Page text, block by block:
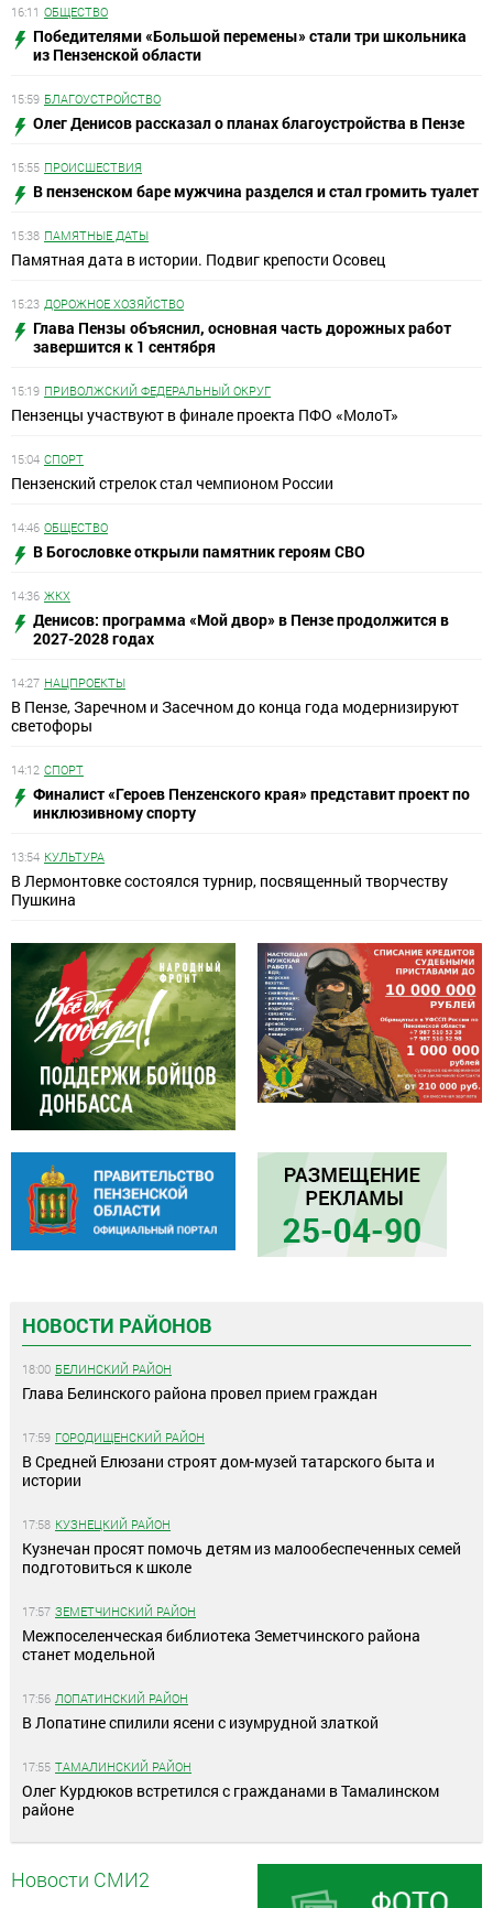
16:11 ОБЩЕСТВО
Победителями «Большой перемены» стали три школьника
из Пензенской области
15:59 БЛАГОУСТРОЙСТВО
Олег Денисов рассказал о планах благоустройства в Пензе
15:55 ПРОИСШЕСТВИЯ
В пензенском баре мужчина разделся и стал громить туалет
15:38 ПАМЯТНЫЕ ДАТЫ
Памятная дата в истории. Подвиг крепости Осовец
15:23 ДОРОЖНОЕ ХОЗЯЙСТВО
Глава Пензы объяснил, основная часть дорожных работ
завершится к 1 сентября
15:19 ПРИВОЛЖСКИЙ ФЕДЕРАЛЬНЫЙ ОКРУГ
Пензенцы участвуют в финале проекта ПФО «МолоТ»
15:04 СПОРТ
Пензенский стрелок стал чемпионом России
14:46 ОБЩЕСТВО
В Богословке открыли памятник героям СВО
14:36 ЖКХ
Денисов: программа «Мой двор» в Пензе продолжится в
2027-2028 годах
14:27 НАЦПРОЕКТЫ
В Пензе, Заречном и Засечном до конца года модернизируют
светофоры
14:12 СПОРТ
Финалист «Героев Пенzенского края» представит проект по
инклюзивному спорту
13:54 КУЛЬТУРА
В Лермонтовке состоялся турнир, посвященный творчеству
Пушкина
НОВОСТИ РАЙОНОВ
18:00 БЕЛИНСКИЙ РАЙОН
Глава Белинского района провел прием граждан
17:59 ГОРОДИЩЕНСКИЙ РАЙОН
В Средней Елюзани строят дом-музей татарского быта и
истории
17:58 КУЗНЕЦКИЙ РАЙОН
Кузнечан просят помочь детям из малообеспеченных семей
подготовиться к школе
17:57 ЗЕМЕТЧИНСКИЙ РАЙОН
Межпоселенческая библиотека Земетчинского района
станет модельной
17:56 ЛОПАТИНСКИЙ РАЙОН
В Лопатине спилили ясени с изумрудной златкой
17:55 ТАМАЛИНСКИЙ РАЙОН
Олег Курдюков встретился с гражданами в Тамалинском
районе
Новости СМИ2